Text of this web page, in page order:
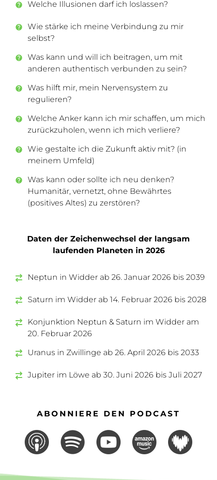
Welche Illusionen darf ich loslassen?
Wie stärke ich meine Verbindung zu mir
selbst?
Was kann und will ich beitragen, um mit
anderen authentisch verbunden zu sein?
Was hilft mir, mein Nervensystem zu
regulieren?
Welche Anker kann ich mir schaffen, um mich
zurückzuholen, wenn ich mich verliere?
Wie gestalte ich die Zukunft aktiv mit? (in
meinem Umfeld)
Was kann oder sollte ich neu denken?
Humanitär, vernetzt, ohne Bewährtes
(positives Altes) zu zerstören?
Daten der Zeichenwechsel der langsam
laufenden Planeten in 2026
Neptun in Widder ab 26. Januar 2026 bis 2039
Saturn im Widder ab 14. Februar 2026 bis 2028
Konjunktion Neptun & Saturn im Widder am
20. Februar 2026
Uranus in Zwillinge ab 26. April 2026 bis 2033
Jupiter im Löwe ab 30. Juni 2026 bis Juli 2027
ABONNIERE DEN PODCAST